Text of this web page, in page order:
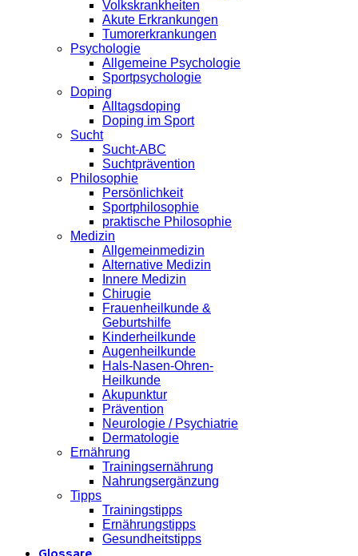
Volkskrankheiten
Akute Erkrankungen
Tumorerkrankungen
Psychologie
Allgemeine Psychologie
Sportpsychologie
Doping
Alltagsdoping
Doping im Sport
Sucht
Sucht-ABC
Suchtprävention
Philosophie
Persönlichkeit
Sportphilosophie
praktische Philosophie
Medizin
Allgemeinmedizin
Alternative Medizin
Innere Medizin
Chirugie
Frauenheilkunde &
Geburtshilfe
Kinderheilkunde
Augenheilkunde
Hals-Nasen-Ohren-
Heilkunde
Akupunktur
Prävention
Neurologie / Psychiatrie
Dermatologie
Ernährung
Trainingsernährung
Nahrungsergänzung
Tipps
Trainingstipps
Ernährungstipps
Gesundheitstipps